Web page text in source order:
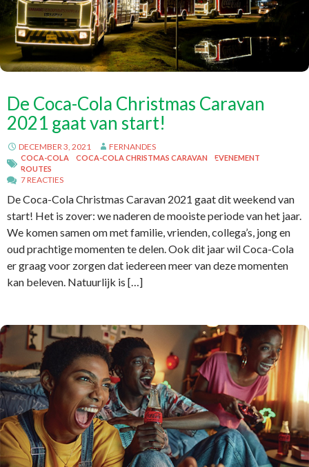
De Coca-Cola Christmas Caravan
2021 gaat van start!
DECEMBER 3, 2021 FERNANDES
COCA-COLA COCA-COLA CHRISTMAS CARAVAN
EVENEMENT
ROUTES
7 REACTIES
De Coca-Cola Christmas Caravan 2021 gaat dit weekend van
start! Het is zover: we naderen de mooiste periode van het jaar.
We komen samen om met familie, vrienden, collega’s, jong en
oud prachtige momenten te delen. Ook dit jaar wil Coca-Cola
er graag voor zorgen dat iedereen meer van deze momenten
kan beleven. Natuurlijk is […]